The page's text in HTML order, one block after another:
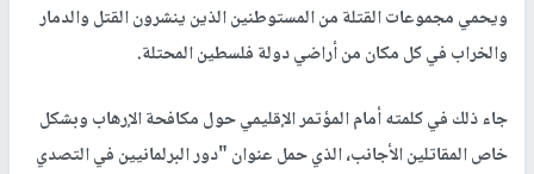
ويحمي مجموعات القتلة من المستوطنين الذين ينشرون القتل والدمار
والخراب في كل مكان من أراضي دولة فلسطين المحتلة.
جاء ذلك في كلمته أمام المؤتمر الإقليمي حول مكافحة الإرهاب وبشكل
خاص المقاتلين الأجانب، الذي حمل عنوان "دور البرلمانيين في التصدي